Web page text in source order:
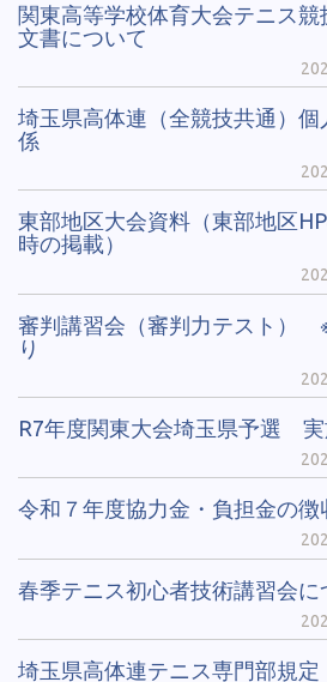
関東高等学校体育大会テニス競
文書について
埼玉県高体連（全競技共通）個
係
東部地区大会資料（東部地区
時の掲載）
審判講習会（審判力テスト）
り
R7年度関東大会埼玉県予選 実
令和７年度協力金・負担金の徴
春季テニス初心者技術講習会に
埼玉県高体連テニス専門部規定